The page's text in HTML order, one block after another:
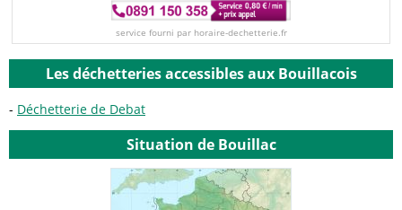
service fourni par horaire-dechetterie.fr
Les déchetteries accessibles aux Bouillacois
Déchetterie de Debat
Situation de Bouillac